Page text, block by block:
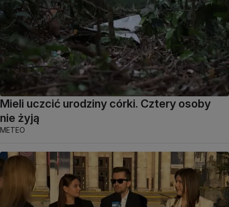
Mieli uczcić urodziny córki. Cztery osoby
nie żyją
METEO